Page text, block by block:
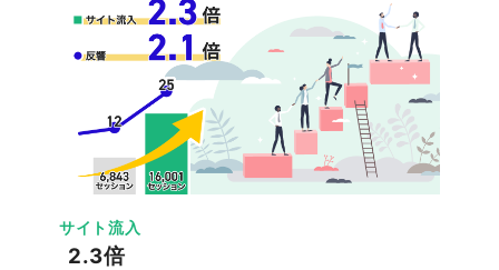
サイト流入
2.3倍